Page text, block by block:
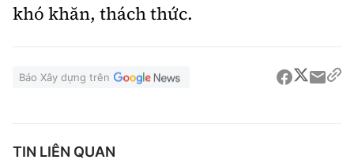
khó khăn, thách thức.
Báo Xây dựng trên
TIN LIÊN QUAN